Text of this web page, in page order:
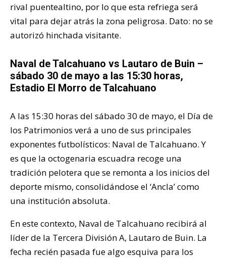
rival puentealtino, por lo que esta refriega será
vital para dejar atrás la zona peligrosa. Dato: no se
autorizó hinchada visitante.
Naval de Talcahuano vs Lautaro de Buin –
sábado 30 de mayo a las 15:30 horas,
Estadio El Morro de Talcahuano
A las 15:30 horas del sábado 30 de mayo, el Día de
los Patrimonios verá a uno de sus principales
exponentes futbolísticos: Naval de Talcahuano. Y
es que la octogenaria escuadra recoge una
tradición pelotera que se remonta a los inicios del
deporte mismo, consolidándose el ‘Ancla’ como
una institución absoluta.
En este contexto, Naval de Talcahuano recibirá al
líder de la Tercera División A, Lautaro de Buin. La
fecha recién pasada fue algo esquiva para los